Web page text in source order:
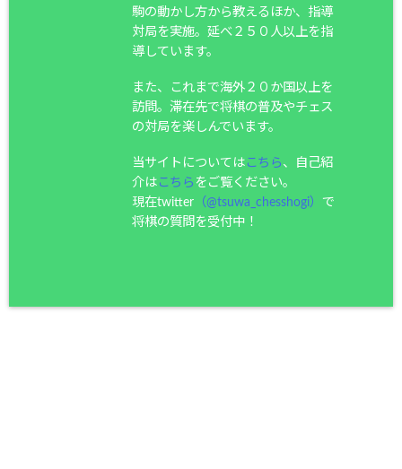
駒の動かし方から教えるほか、指導
対局を実施。延べ２５０人以上を指
導しています。
また、これまで海外２０か国以上を
訪問。滞在先で将棋の普及やチェス
の対局を楽しんでいます。
当サイトについてはこちら 、自己紹
介はこちら をご覧ください。
現在twitter（@tsuwa_chesshogi） で
将棋の質問を受付中！